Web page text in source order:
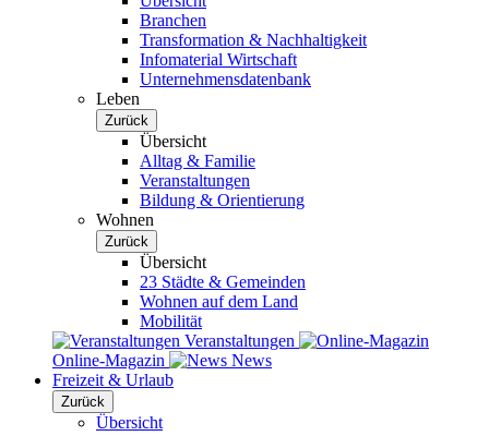
Branchen
Transformation & Nachhaltigkeit
Infomaterial Wirtschaft
Unternehmensdatenbank
Leben
Zurück
Übersicht
Alltag & Familie
Veranstaltungen
Bildung & Orientierung
Wohnen
Zurück
Übersicht
23 Städte & Gemeinden
Wohnen auf dem Land
Mobilität
Veranstaltungen
Online-Magazin
News
Freizeit & Urlaub
Zurück
Übersicht